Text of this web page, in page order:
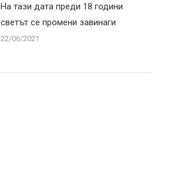
На тази дата преди 18 години
светът се промени завинаги
22/06/2021